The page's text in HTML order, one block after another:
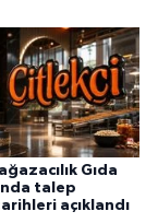
Gıda
talep
açıklandı